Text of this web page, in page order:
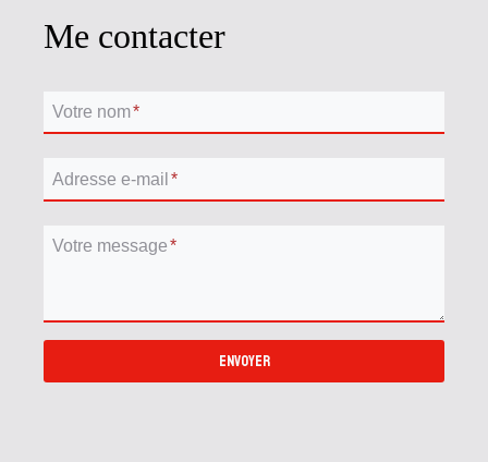
Me contacter
Votre nom*
Adresse e-mail *
Votre message*
ENVOYER